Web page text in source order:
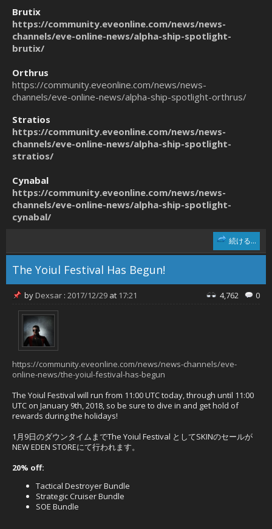
Brutix
https://community.eveonline.com/news/news-
channels/eve-online-news/alpha-ship-spotlight-
brutix/
Orthrus
https://community.eveonline.com/news/news-
channels/eve-online-news/alpha-ship-spotlight-orthrus/
Stratios
https://community.eveonline.com/news/news-
channels/eve-online-news/alpha-ship-spotlight-
stratios/
Cynabal
https://community.eveonline.com/news/news-
channels/eve-online-news/alpha-ship-spotlight-
cynabal/
続ける...
The Yoiul Festival Has Begun!
0
4,762
by Dexsar : 2017/12/29 at 17:21
https://community.eveonline.com/news/news-channels/eve-
online-news/the-yoiul-festival-has-begun
The Yoiul Festival will run from 11:00 UTC today, through until 11:00
UTC on January 9th, 2018, so be sure to dive in and get hold of
rewards during the holidays!
1月9日のダウンタイムまでThe Yoiul Festival としてSKINのセールが
NEW EDEN STOREにて行われます。
20% off:
Tactical Destroyer Bundle
Strategic Cruiser Bundle
SOE Bundle